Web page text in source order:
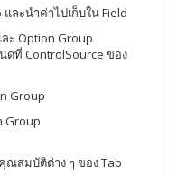
ละนำค่าไปเก็บใน Field
ะ Option Group
ดที่ ControlSource ของ
Group
Group
ณสมบัติต่าง ๆ ของ Tab